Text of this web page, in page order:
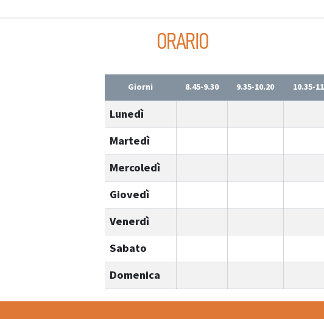
ORARIO
Giorni 8.45-9.30 9.35-10.20 10.35-
Lunedì
Martedì
Mercoledì
Giovedì
Venerdì
Sabato
Domenica